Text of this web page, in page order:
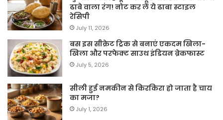
ढाबे वाला रंग! नोट कर लें ये ढाबा स्टाइल
रेसिपी
July 11, 2026
बस इस सीक्रेट ट्रिक से बनाएं एकदम खिला-
खिला और परफेक्ट साउथ इंडियन ब्रेकफास्ट
July 5, 2026
सीली हुई नमकीन से किरकिरा हो जाता है चाय
का मजा?
July 1, 2026